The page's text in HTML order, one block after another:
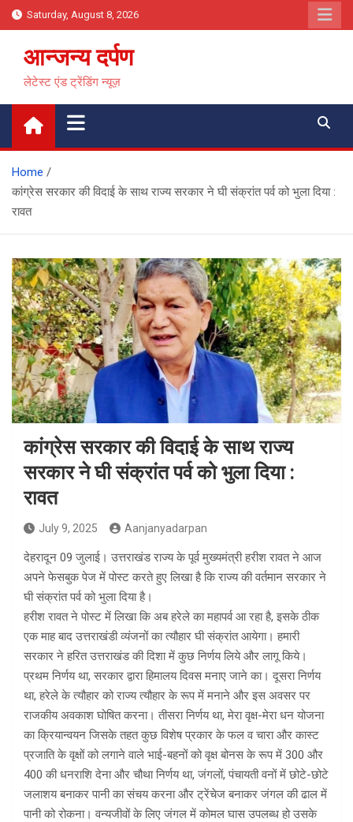
Skip
to
content
Saturday, August 8, 2026
आन्जन्य दर्पण
लेटेस्ट एंड ट्रेंडिंग न्यूज़
Home
कांग्रेस सरकार की विदाई के साथ राज्य सरकार ने घी संक्रांत पर्व को भुला दिया :
रावत
कांग्रेस सरकार की विदाई के साथ राज्य
सरकार ने घी संक्रांत पर्व को भुला दिया :
रावत
July 9, 2025 Aanjanyadarpan
देहरादून 09 जुलाई। उत्तराखंड राज्य के पूर्व मुख्यमंत्री हरीश रावत ने आज
अपने फेसबुक पेज में पोस्ट करते हुए लिखा है कि राज्य की वर्तमान सरकार ने
घी संक्रांत पर्व को भुला दिया है।
हरीश रावत ने पोस्ट में लिखा कि अब हरेले का महापर्व आ रहा है, इसके ठीक
एक माह बाद उत्तराखंडी व्यंजनों का त्यौहार घी संक्रांत आयेगा। हमारी
सरकार ने हरित उत्तराखंड की दिशा में कुछ निर्णय लिये और लागू किये।
प्रथम निर्णय था, सरकार द्वारा हिमालय दिवस मनाए जाने का। दूसरा निर्णय
था, हरेले के त्यौहार को राज्य त्यौहार के रूप में मनाने और इस अवसर पर
राजकीय अवकाश घोषित करना। तीसरा निर्णय था, मेरा वृक्ष-मेरा धन योजना
का क्रियान्वयन जिसके तहत कुछ विशेष प्रकार के फल व चारा और कास्ट
प्रजाति के वृक्षों को लगाने वाले भाई-बहनों को वृक्ष बोनस के रूप में 300 और
400 की धनराशि देना और चौथा निर्णय था, जंगलों, पंचायती वनों में छोटे-छोटे
जलाशय बनाकर पानी का संचय करना और ट्रेंचेज बनाकर जंगल की ढाल में
पानी को रोकना। वन्यजीवों के लिए जंगल में कोमल घास उपलब्ध हो उसके